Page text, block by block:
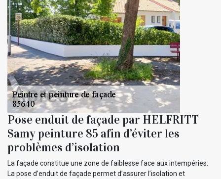
Pose enduit de façade par HELFRITT
Samy peinture 85 afin d’éviter les
problèmes d’isolation
La façade constitue une zone de faiblesse face aux intempéries.
La pose d’enduit de façade permet d’assurer l’isolation et